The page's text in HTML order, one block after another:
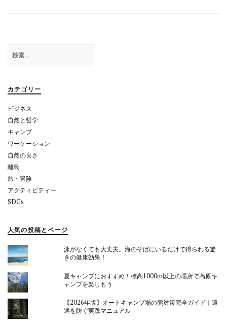
ー
ョ
ン
索:
カテゴリー
ビジネス
自然と哲学
キャンプ
ワーケーション
自然の良さ
離島
旅・冒険
アクティビティー
SDGs
人気の投稿とページ
泳がなくても大丈夫。海のそばにいるだけで得られる驚
きの健康効果！
夏キャンプにおすすめ！標高1000m以上の場所で高原キ
ャンプを楽しもう
【2026年版】オートキャンプ場の熊対策完全ガイド｜遭
遇を防ぐ実践マニュアル